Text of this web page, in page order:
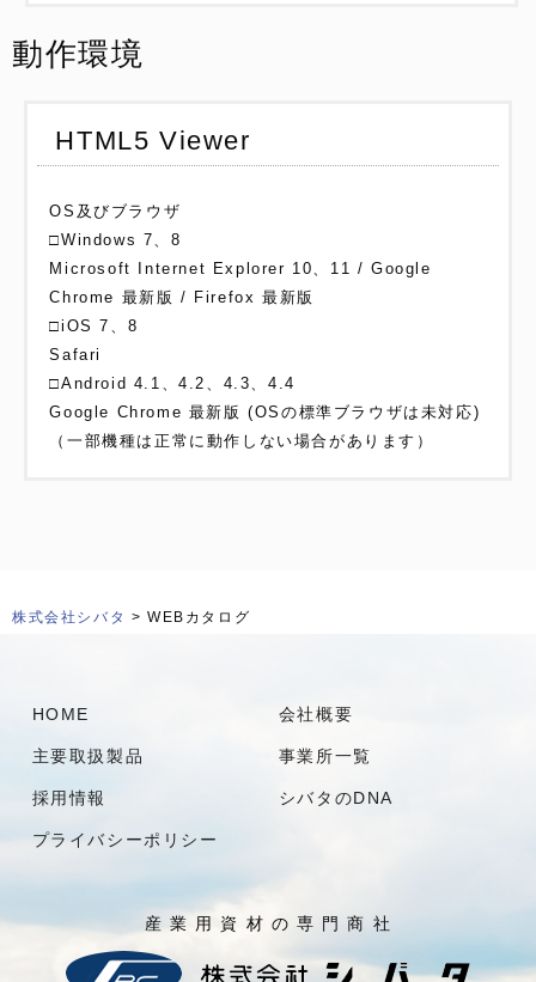
動作環境
HTML5 Viewer
OS及びブラウザ
□Windows 7、8
Microsoft Internet Explorer 10、11 / Google
Chrome 最新版 / Firefox 最新版
□iOS 7、8
Safari
□Android 4.1、4.2、4.3、4.4
Google Chrome 最新版 (OSの標準ブラウザは未対応)
（一部機種は正常に動作しない場合があります）
株式会社シバタ > WEBカタログ
HOME 会社概要
主要取扱製品 事業所一覧
採用情報 シバタのDNA
プライバシーポリシー
産 業 用 資 材 の 専 門 商 社